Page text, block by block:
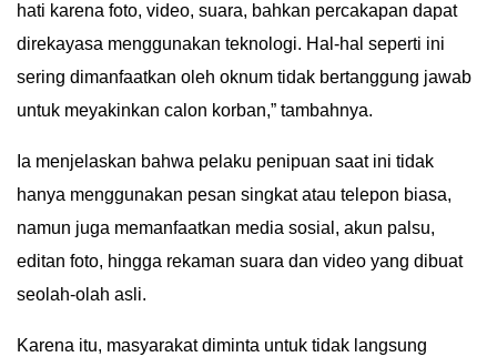
hati karena foto, video, suara, bahkan percakapan dapat
direkayasa menggunakan teknologi. Hal-hal seperti ini
sering dimanfaatkan oleh oknum tidak bertanggung jawab
untuk meyakinkan calon korban,” tambahnya.
Ia menjelaskan bahwa pelaku penipuan saat ini tidak
hanya menggunakan pesan singkat atau telepon biasa,
namun juga memanfaatkan media sosial, akun palsu,
editan foto, hingga rekaman suara dan video yang dibuat
seolah-olah asli.
Karena itu, masyarakat diminta untuk tidak langsung